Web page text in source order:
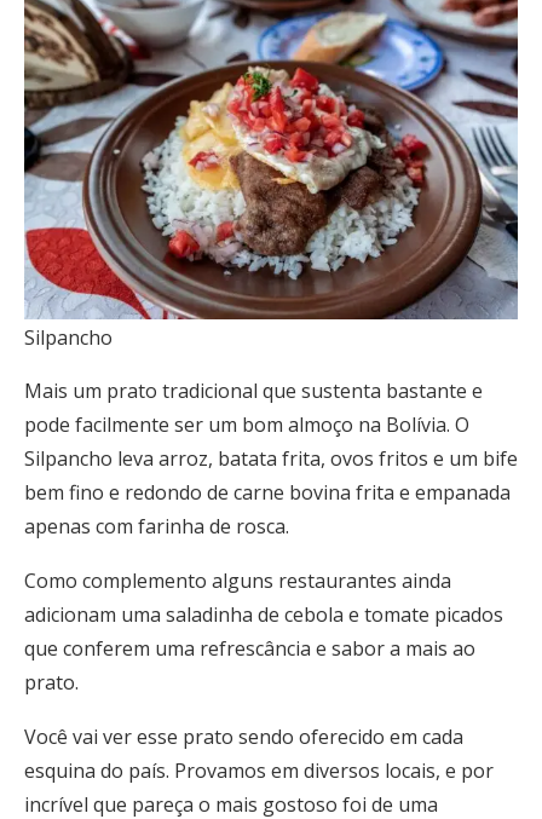
Silpancho
Mais um prato tradicional que sustenta bastante e
pode facilmente ser um bom almoço na Bolívia. O
Silpancho leva arroz, batata frita, ovos fritos e um bife
bem fino e redondo de carne bovina frita e empanada
apenas com farinha de rosca.
Como complemento alguns restaurantes ainda
adicionam uma saladinha de cebola e tomate picados
que conferem uma refrescância e sabor a mais ao
prato.
Você vai ver esse prato sendo oferecido em cada
esquina do país. Provamos em diversos locais, e por
incrível que pareça o mais gostoso foi de uma